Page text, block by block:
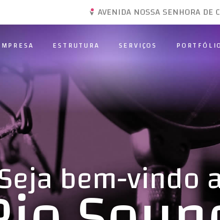
AVENIDA NOSSA SENHORA DE
ESTRUTURA SERVIÇOS
bem-vindo